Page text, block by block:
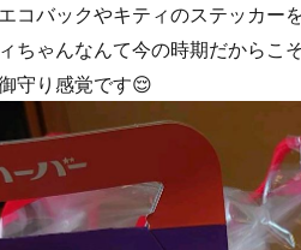
コバックやキティのステッカー
ちゃんなんて今の時期だからこ
守り感覚です😌